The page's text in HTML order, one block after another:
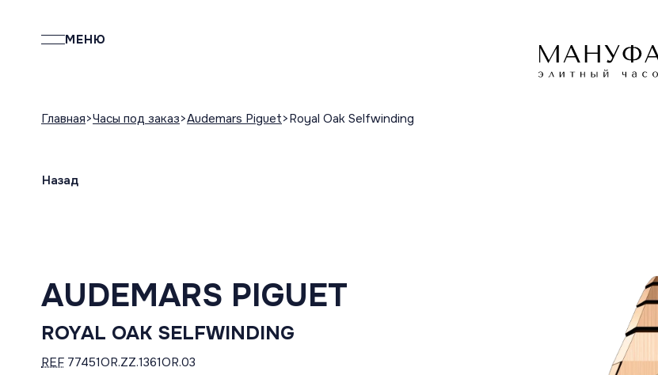
МЕНЮ
Главная Часы под заказ Audemars Piguet Royal Oak Selfwinding
Назад
AUDEMARS PIGUET
ROYAL OAK SELFWINDING
REF 77451OR.ZZ.1361OR.03